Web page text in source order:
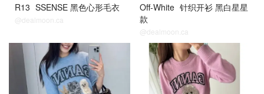
R13 SSENSE 黑色心形毛衣
@dealmoon.ca
Off-White 针织开衫 黑白星星
款
@dealmoon.ca
毛衣针织衫 毛衣针织衫